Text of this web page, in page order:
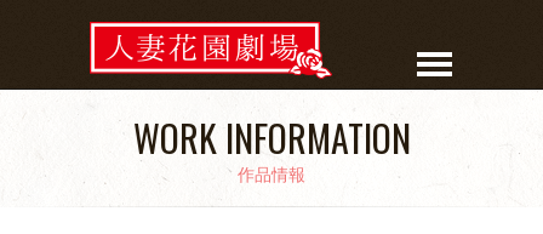
WORK INFORMATION
作品情報